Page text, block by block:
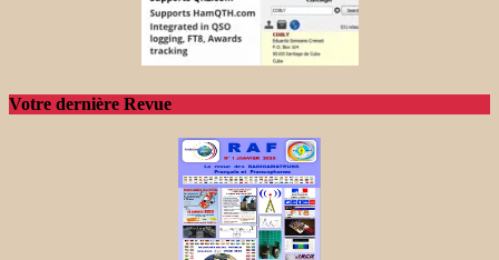
Votre dernière Revue